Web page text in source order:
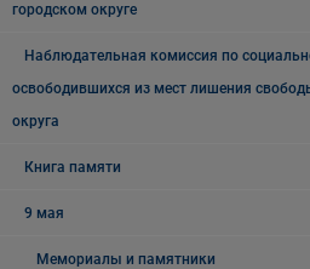
городском округе
Наблюдательная комиссия по
освободившихся из мест лишения
округа
Книга памяти
9 мая
Мемориалы и памятники